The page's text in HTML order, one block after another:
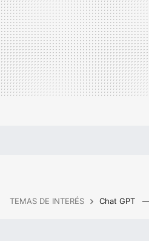
TEMAS DE INTERÉS Chat GPT